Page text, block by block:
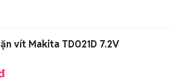
vít Makita TD021D 7.2V